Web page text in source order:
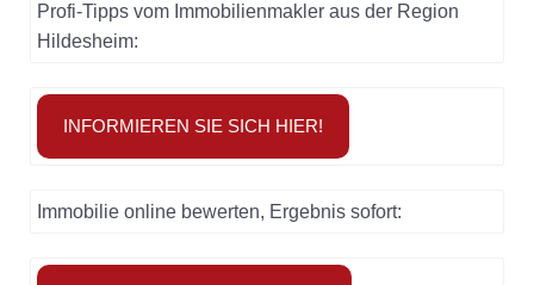
Profi-Tipps vom Immobilienmakler aus der Region
Hildesheim:
INFORMIEREN SIE SICH HIER!
Immobilie online bewerten, Ergebnis sofort: